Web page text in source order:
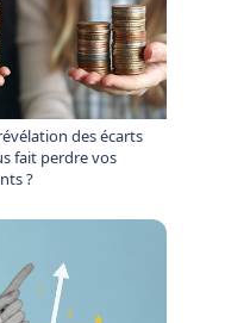
des écarts
fait perdre vos
?